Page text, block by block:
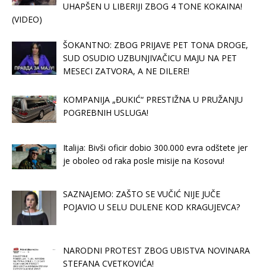
UHAPŠEN U LIBERIJI ZBOG 4 TONE KOKAINA!
(VIDEO)
ŠOKANTNO: ZBOG PRIJAVE PET TONA DROGE,
SUD OSUDIO UZBUNJIVAČICU MAJU NA PET
MESECI ZATVORA, A NE DILERE!
KOMPANIJA „ĐUKIĆ“ PRESTIŽNA U PRUŽANJU
POGREBNIH USLUGA!
Italija: Bivši oficir dobio 300.000 evra odštete jer
je oboleo od raka posle misije na Kosovu!
SAZNAJEMO: ZAŠTO SE VUČIĆ NIJE JUČE
POJAVIO U SELU DULENE KOD KRAGUJEVCA?
NARODNI PROTEST ZBOG UBISTVA NOVINARA
STEFANA CVETKOVIĆA!